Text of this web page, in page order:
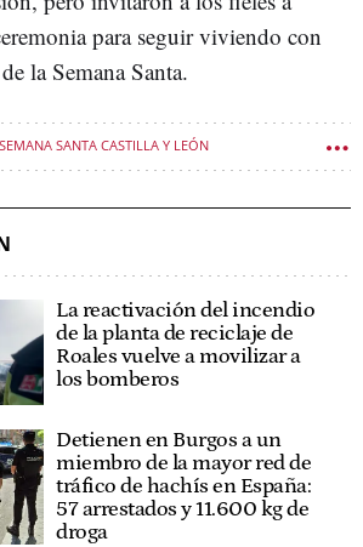
para seguir viviendo con
la Semana Santa.
SEMANA SANTA CASTILLA Y LEÓN
La reactivación del incendio
de la planta de reciclaje de
Roales vuelve a movilizar a
los bomberos
Detienen en Burgos a un
miembro de la mayor red de
tráfico de hachís en España:
57 arrestados y 11.600 kg de
droga